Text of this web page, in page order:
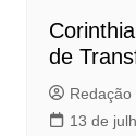
de
Redação
13 de